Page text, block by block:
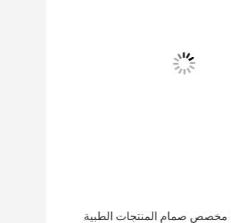
مخصص صمام المنتجات الطبية